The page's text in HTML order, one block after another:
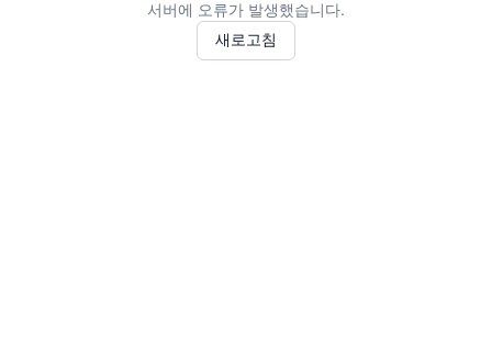
서버에 오류가 발생했습니다.
새로고침